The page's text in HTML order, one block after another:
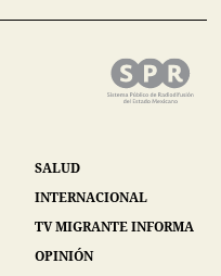
SALUD
INTERNACIONAL
TV MIGRANTE INFORMA
OPINIÓN